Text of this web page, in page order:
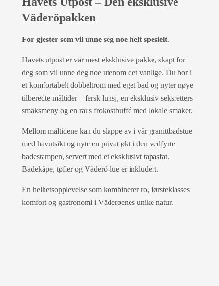
Väderöpakken
For gjester som vil unne seg noe helt spesielt.
Havets utpost er vår mest eksklusive pakke, skapt for
deg som vil unne deg noe utenom det vanlige. Du bor i
et komfortabelt dobbeltrom med eget bad og nyter nøye
tilberedte måltider – fersk lunsj, en eksklusiv seksretters
smaksmeny og en raus frokostbuffé med lokale smaker.
Mellom måltidene kan du slappe av i vår granittbadstue
med havutsikt og nyte en privat økt i den vedfyrte
badestampen, servert med et eksklusivt tapasfat.
Badekåpe, tøfler og Väderö-lue er inkludert.
En helhetsopplevelse som kombinerer ro, førsteklasses
komfort og gastronomi i Väderøenes unike natur.